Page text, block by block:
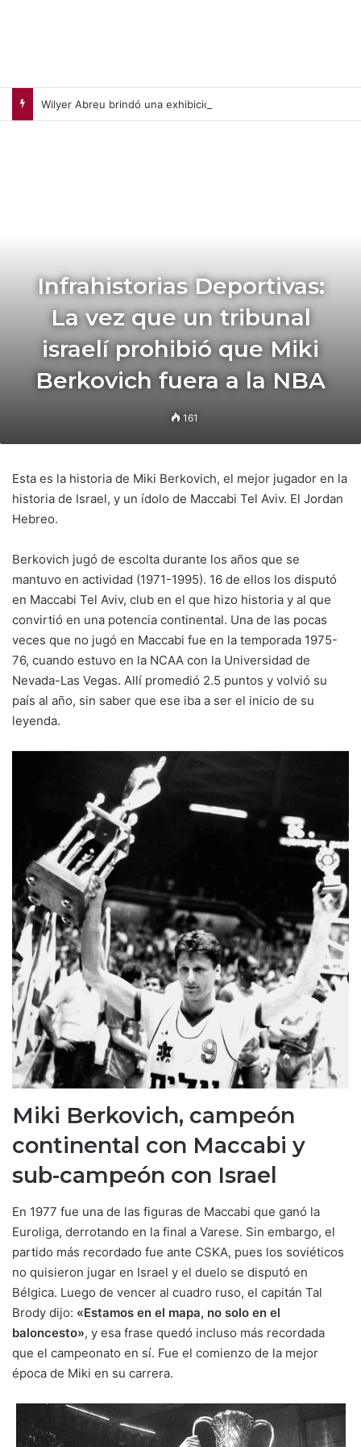
Infrahistorias Deportivas:
La vez que un tribunal
israelí prohibió que Miki
Berkovich fuera a la NBA
161
Esta es la historia de Miki Berkovich, el mejor jugador en la
historia de Israel, y un ídolo de Maccabi Tel Aviv. El Jordan
Hebreo.
Berkovich jugó de escolta durante los años que se
mantuvo en actividad (1971-1995). 16 de ellos los disputó
en Maccabi Tel Aviv, club en el que hizo historia y al que
convirtió en una potencia continental. Una de las pocas
veces que no jugó en Maccabi fue en la temporada 1975-
76, cuando estuvo en la NCAA con la Universidad de
Nevada-Las Vegas. Allí promedió 2.5 puntos y volvió su
país al año, sin saber que ese iba a ser el inicio de su
leyenda.
Miki Berkovich, campeón
continental con Maccabi y
sub-campeón con Israel
En 1977 fue una de las figuras de Maccabi que ganó la
Euroliga, derrotando en la final a Varese. Sin embargo, el
partido más recordado fue ante CSKA, pues los soviéticos
no quisieron jugar en Israel y el duelo se disputó en
Bélgica. Luego de vencer al cuadro ruso, el capitán Tal
Brody dijo: «Estamos en el mapa, no solo en el
baloncesto», y esa frase quedó incluso más recordada
que el campeonato en sí. Fue el comienzo de la mejor
época de Miki en su carrera.